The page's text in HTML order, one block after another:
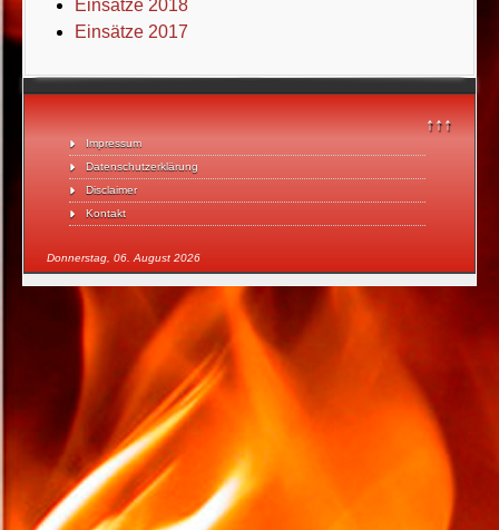
↑↑↑
Impressum
Datenschutzerklärung
Disclaimer
Kontakt
Donnerstag, 06. August 2026
Einsätze 2018
Einsätze 2017